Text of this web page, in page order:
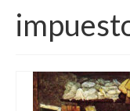
Artículos (todos)
Boletines por